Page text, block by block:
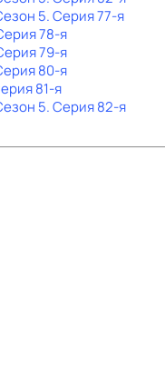
5. Серия 77-я
78-я
79-я
80-я
81-я
5. Серия 82-я